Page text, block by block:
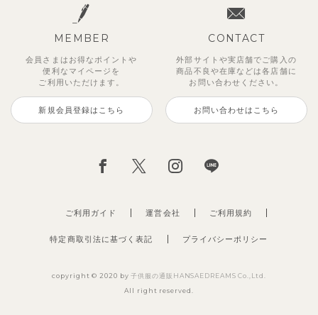
1,980
（税込）
990円 （税込）
3,960
（税込）
MEMBER
会員さまはお得なポイントや
便利な マイページを
ご利用いただけます。
新規会員登録はこちら
CONTACT
外部サイトや実店舗でご購入の
商品不良や在庫などは各店舗に
お問い合わせください。
お問い合わせはこちら
ご利用ガイド 運営会社
特定商取引法に基づく表記 プライバシーポリシー
ご利用規約
copyright © 2020 by子供服の通販HANSAEDREAMS Co.,Ltd.
All right reserved.